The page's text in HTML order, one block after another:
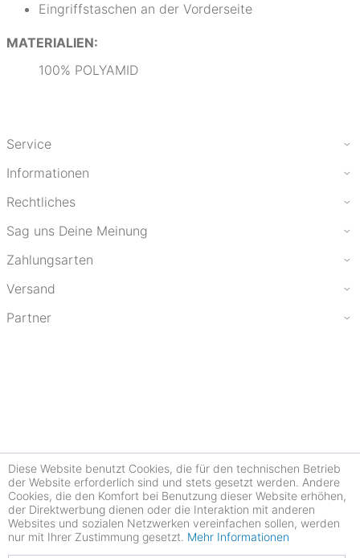
Eingriffstaschen an der Vorderseite
MATERIALIEN:
100% POLYAMID
Service
Informationen
Rechtliches
Sag uns Deine Meinung
Zahlungsarten
Versand
Partner
Diese Website benutzt Cookies, die für den technischen Betrieb
der Website erforderlich sind und stets gesetzt werden. Andere
Cookies, die den Komfort bei Benutzung dieser Website erhöhen,
der Direktwerbung dienen oder die Interaktion mit anderen
Websites und sozialen Netzwerken vereinfachen sollen, werden
nur mit Ihrer Zustimmung gesetzt. Mehr Informationen